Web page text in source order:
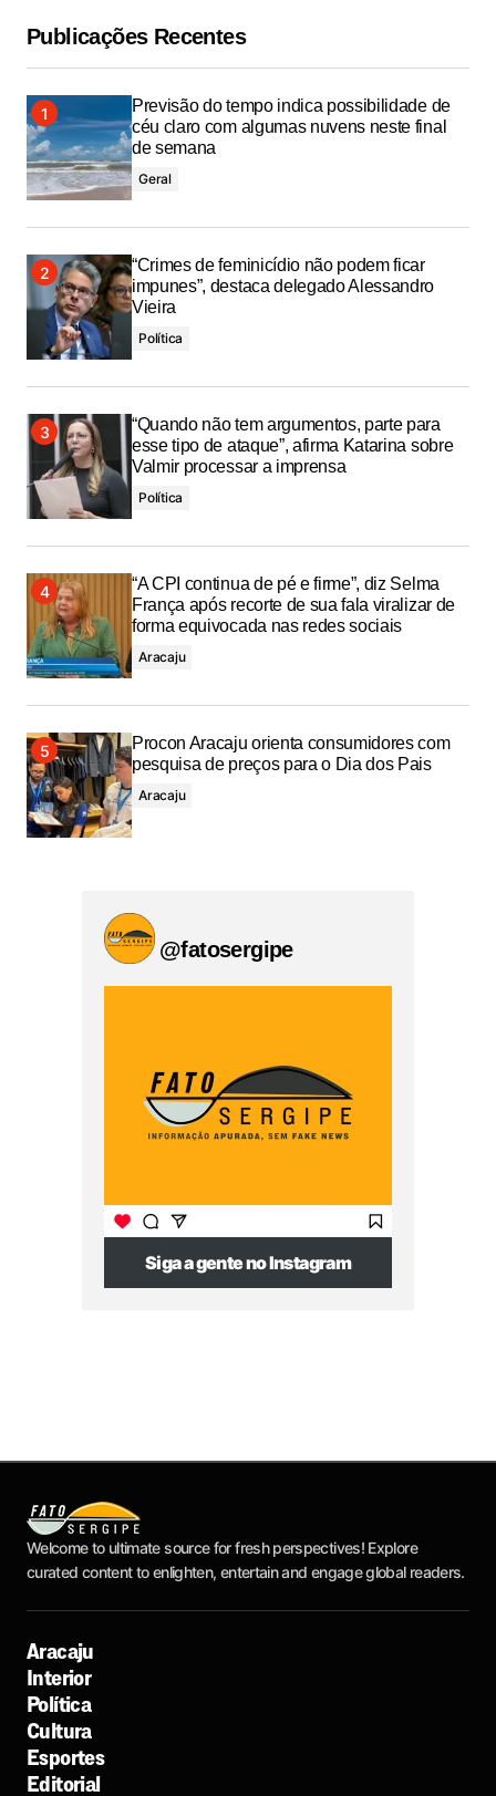
Publicações Recentes
Previsão do tempo indica possibilidade de
céu claro com algumas nuvens neste final
de semana
Geral
“Crimes de feminicídio não podem ficar
impunes”, destaca delegado Alessandro
Vieira
Política
“Quando não tem argumentos, parte para
esse tipo de ataque”, afirma Katarina sobre
Valmir processar a imprensa
Política
“A CPI continua de pé e firme”, diz Selma
França após recorte de sua fala viralizar de
forma equivocada nas redes sociais
Aracaju
Procon Aracaju orienta consumidores com
pesquisa de preços para o Dia dos Pais
Aracaju
@fatosergipe
Siga a gente no Instagram
Welcome to ultimate source for fresh perspectives! Explore
curated content to enlighten, entertain and engage global readers.
Aracaju
Interior
Política
Cultura
Esportes
Editorial